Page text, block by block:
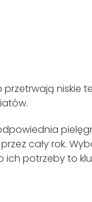
przetrwają niskie
cały rok.
ich potrzeby to